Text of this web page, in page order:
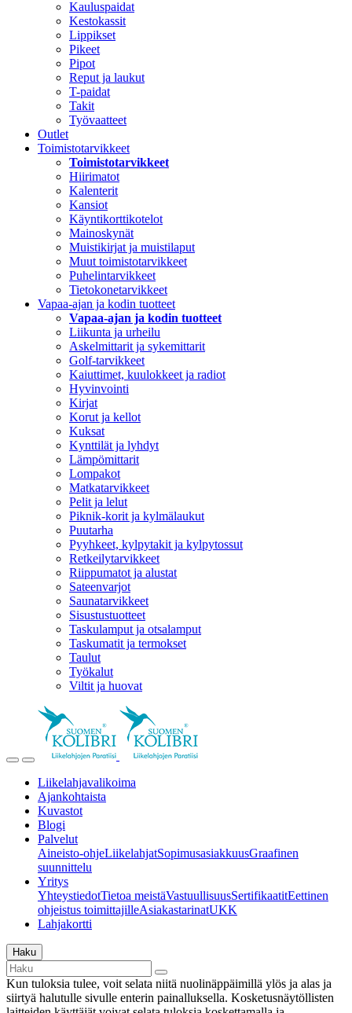
Kauluspaidat
Kestokassit
Lippikset
Pikeet
Pipot
Reput ja laukut
T-paidat
Takit
Työvaatteet
Outlet
Toimistotarvikkeet
Toimistotarvikkeet
Hiirimatot
Kalenterit
Kansiot
Käyntikorttikotelot
Mainoskynät
Muistikirjat ja muistilaput
Muut toimistotarvikkeet
Puhelintarvikkeet
Tietokonetarvikkeet
Vapaa-ajan ja kodin tuotteet
Vapaa-ajan ja kodin tuotteet
Liikunta ja urheilu
Askelmittarit ja sykemittarit
Golf-tarvikkeet
Kaiuttimet, kuulokkeet ja radiot
Hyvinvointi
Kirjat
Korut ja kellot
Kuksat
Kynttilät ja lyhdyt
Lämpömittarit
Lompakot
Matkatarvikkeet
Pelit ja lelut
Piknik-korit ja kylmälaukut
Puutarha
Pyyhkeet, kylpytakit ja kylpytossut
Retkeilytarvikkeet
Riippumatot ja alustat
Sateenvarjot
Saunatarvikkeet
Sisustustuotteet
Taskulamput ja otsalamput
Taskumatit ja termokset
Taulut
Työkalut
Viltit ja huovat
Liikelahjavalikoima
Ajankohtaista
Kuvastot
Blogi
Palvelut
Aineisto-ohjeLiikelahjatSopimusasiakkuusGraafinen
suunnittelu
Yritys
YhteystiedotTietoa meistäVastuullisuusSertifikaatitEettinen
ohjeistus toimittajilleAsiakastarinatUKK
Lahjakortti
Haku
Kun tuloksia tulee, voit selata niitä nuolinäppäimillä ylös ja alas ja
siirtyä halutulle sivulle enterin painalluksella. Kosketusnäytöllisten